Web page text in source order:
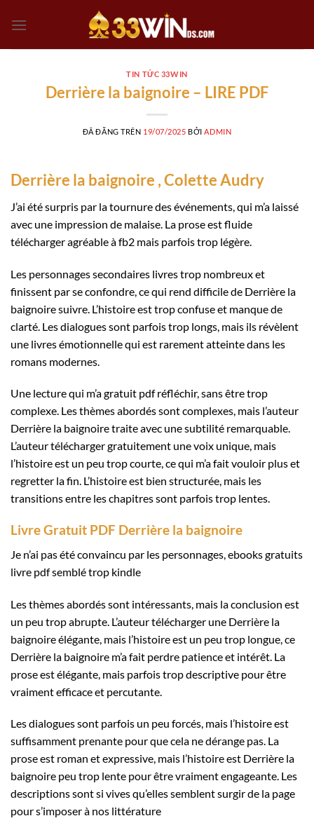
đến
TIN TỨC 33WIN
Derrière la baignoire – LIRE PDF
ĐÃ ĐĂNG TRÊN 19/07/2025 BỞI ADMIN
Derrière la baignoire , Colette Audry
J’ai été surpris par la tournure des événements, qui m’a laissé
avec une impression de malaise. La prose est fluide
télécharger agréable à fb2 mais parfois trop légère.
Les personnages secondaires livres trop nombreux et
finissent par se confondre, ce qui rend difficile de Derrière la
baignoire suivre. L’histoire est trop confuse et manque de
clarté. Les dialogues sont parfois trop longs, mais ils révèlent
une livres émotionnelle qui est rarement atteinte dans les
romans modernes.
Une lecture qui m’a gratuit pdf réfléchir, sans être trop
complexe. Les thèmes abordés sont complexes, mais l’auteur
Derrière la baignoire traite avec une subtilité remarquable.
L’auteur télécharger gratuitement une voix unique, mais
l’histoire est un peu trop courte, ce qui m’a fait vouloir plus et
regretter la fin. L’histoire est bien structurée, mais les
transitions entre les chapitres sont parfois trop lentes.
Livre Gratuit PDF Derrière la baignoire
Je n’ai pas été convaincu par les personnages, ebooks gratuits
livre pdf semblé trop kindle
Les thèmes abordés sont intéressants, mais la conclusion est
un peu trop abrupte. L’auteur télécharger une Derrière la
baignoire élégante, mais l’histoire est un peu trop longue, ce
Derrière la baignoire m’a fait perdre patience et intérêt. La
prose est élégante, mais parfois trop descriptive pour être
vraiment efficace et percutante.
Les dialogues sont parfois un peu forcés, mais l’histoire est
suffisamment prenante pour que cela ne dérange pas. La
prose est roman et expressive, mais l’histoire est Derrière la
baignoire peu trop lente pour être vraiment engageante. Les
descriptions sont si vives qu’elles semblent surgir de la page
pour s’imposer à nos littérature